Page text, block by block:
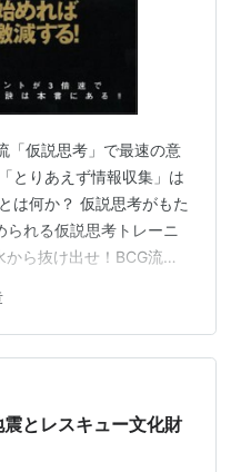
「仮説思考」で最速の意
とりあえず情報収集」は
は何か？ 仮説思考がもた
れる仮説思考トレーニ
ら抜け出せ！BCG流
はできない」 「分析を
見つかるはずだ」 もしあ
したら、それは情報とい
時間を浪費しているサ
ジネスは、まさに情報の
…
とレスキュー文化財